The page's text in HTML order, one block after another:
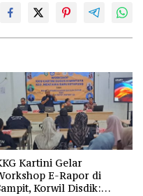
Kartini Gelar
E-Rapor di
Korwil Disdik: